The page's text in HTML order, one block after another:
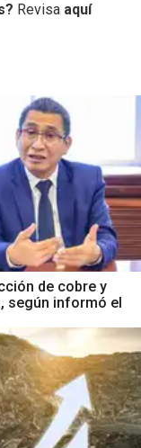
Revisa aquí
de cobre y
según informó el